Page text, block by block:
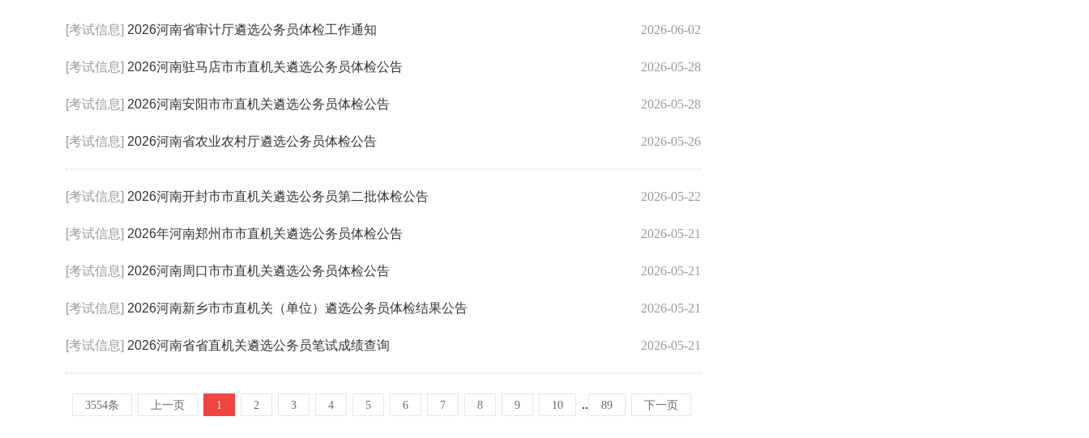
[考试信息] 2026河南省审计厅遴选公务员体检工作通知 2026-06-02
[考试信息] 2026河南驻马店市市直机关遴选公务员体检公告 2026-05-28
[考试信息] 2026河南安阳市市直机关遴选公务员体检公告 2026-05-28
[考试信息] 2026河南省农业农村厅遴选公务员体检公告 2026-05-26
[考试信息] 2026河南开封市市直机关遴选公务员第二批体检公告 2026-05-22
[考试信息] 2026年河南郑州市市直机关遴选公务员体检公告 2026-05-21
[考试信息] 2026河南周口市市直机关遴选公务员体检公告 2026-05-21
[考试信息] 2026河南新乡市市直机关（单位）遴选公务员体检结果公告 2026-05-21
[考试信息] 2026河南省省直机关遴选公务员笔试成绩查询 2026-05-21
3554条 上一页 1 2 3 4 5 6 7 8 9 10 .. 89 下一页